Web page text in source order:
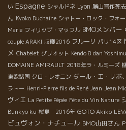
い Espagne シャルドネ Lyon 勝山晋作死去
ん Kyoko Duchaîne シャトー・ロック・フォ
Marie フィリップ・マッフル BMOメンバー
couple ARAKI 収穫2016 フルーリ パリ14区
メ Chatelet グリオット Kendo 8 dan
DOMAINE AMIRAULT 2018年ラ・ルミーズ
東欧諸国 クロ・レオニン ダール・エ・リボ
ラトー Henri-Pierre fils de René Jean Jean
ヴィエ La Petite Pépée Fête du Vin Nature
Bunkyo ku 桜島 2016年 GOTO Akiko
ビュヴォン・ナチュール BMO山田さん